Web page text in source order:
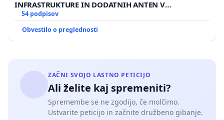
INFRASTRUKTURE IN DODATNIH ANTEN V
GRADIŠČAKU
54 podpisov
Obvestilo o preglednosti
ZAČNI SVOJO LASTNO PETICIJO
Ali želite kaj spremeniti?
Spremembe se ne zgodijo, če molčimo.
Ustvarite peticijo in začnite družbeno gibanje.